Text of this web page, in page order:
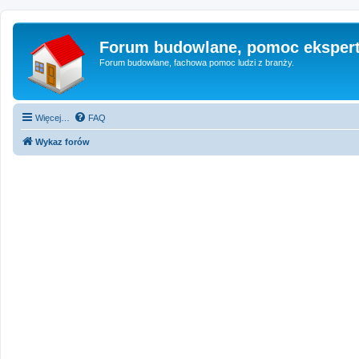
Forum budowlane, pomoc
Forum budowlane, fachowa pomoc ludzi z branży.
Więcej… FAQ
Wykaz forów